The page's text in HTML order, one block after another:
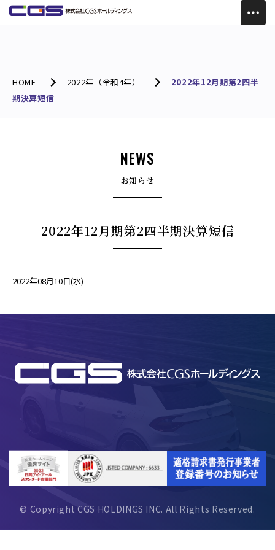
HOME 2022年（令和4年）
2022年12月期第2四半
期決算短信
NEWS
お知らせ
2022年12月期第2四半期決算短信
2022年08月10日(水)
© Copyright CGS HOLDINGS INC. All Rights Reserved.